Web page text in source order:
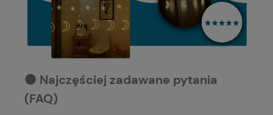
⚫️ Najczęściej zadawane pytania
(FAQ)